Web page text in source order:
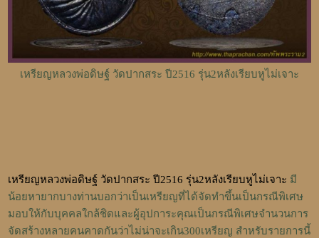
เหรียญหลวงพ่อดิษฐ์ วัดปากสระ ปี2516 รุ่น2หลังเรียบหูไม่เจาะ
เหรียญหลวงพ่อดิษฐ์ วัดปากสระ ปี2516 รุ่น2หลังเรียบหูไม่เจาะ มี
น้อยหายากบางท่านบอกว่าเป็นเหรียญที่ได้จัดทำขึ้นเป็นกรณีพิเศษ
มอบให้กับบุคคลใกล้ชิดและผู้อุปการะคุณเป็นกรณีพิเศษจำนวนการ
จัดสร้างหลายคนคาดกันว่าไม่น่าจะเกิน300เหรียญ สำหรับรายการนี้